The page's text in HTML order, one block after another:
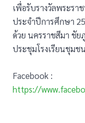
เพื่อรับรางวัลพระร
ประจำปีการศึกษา
ด้วย นครราชสีมา ชั
ประชุมโรงเรียนชุมช
Facebook :
https://